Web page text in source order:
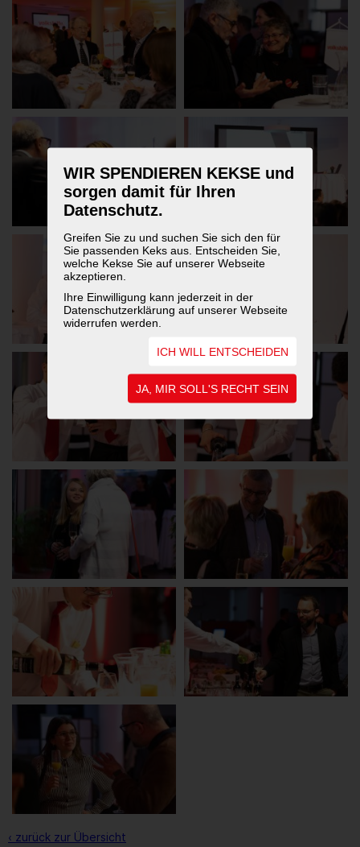
WIR SPENDIEREN KEKSE und
sorgen damit für Ihren
Datenschutz.
Greifen Sie zu und suchen Sie sich den für
Sie passenden Keks aus. Entscheiden Sie,
welche Kekse Sie auf unserer Webseite
akzeptieren.
Ihre Einwilligung kann jederzeit in der
Datenschutzerklärung auf unserer Webseite
widerrufen werden.
ICH WILL ENTSCHEIDEN
JA, MIR SOLL'S RECHT SEIN
‹ zurück zur Übersicht